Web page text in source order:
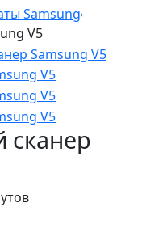
Samsung
V5
сканер